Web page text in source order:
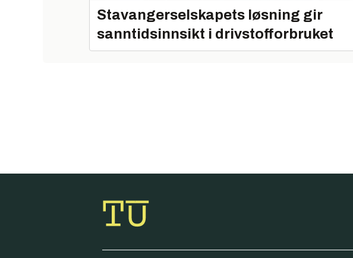
Stavangerselskapets løsning gir
sanntidsinnsikt i drivstofforbruket